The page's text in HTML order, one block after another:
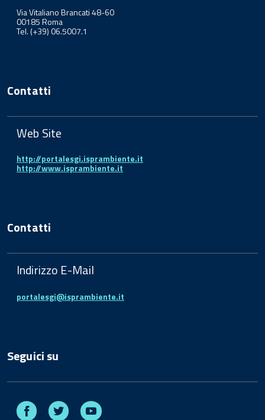
Via Vitaliano Brancati 48-60
00185 Roma
Tel. (+39) 06.5007.1
Contatti
Web Site
http://portalesgi.isprambiente.it
http://www.isprambiente.it
Contatti
Indirizzo E-Mail
portalesgi@isprambiente.it
Seguici su
Facebook Twitter